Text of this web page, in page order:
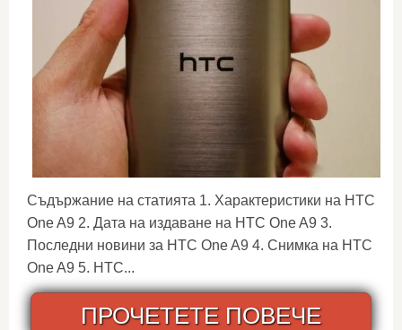
Съдържание на статията 1. Характеристики на HTC
One A9 2. Дата на издаване на HTC One A9 3.
Последни новини за HTC One A9 4. Снимка на HTC
One A9 5. HTC...
ПРОЧЕТЕТЕ ПОВЕЧЕ